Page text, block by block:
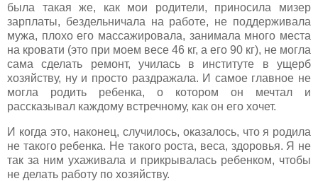
была такая же, как мои родители, приносила мизер
зарплаты, бездельничала на работе, не поддерживала
мужа, плохо его массажировала, занимала много места
на кровати (это при моем весе 46 кг, а его 90 кг), не могла
сама сделать ремонт, училась в институте в ущерб
хозяйству, ну и просто раздражала. И самое главное не
могла родить ребенка, о котором он мечтал и
рассказывал каждому встречному, как он его хочет.
И когда это, наконец, случилось, оказалось, что я родила
не такого ребенка. Не такого роста, веса, здоровья. Я не
так за ним ухаживала и прикрывалась ребенком, чтобы
не делать работу по хозяйству.